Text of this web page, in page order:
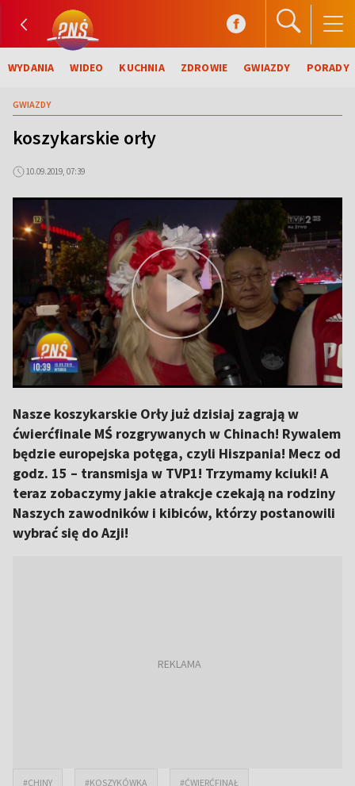
WYDANIA WIDEO KUCHNIA ZDROWIE GWIAZDY PORADY
GWIAZDY
koszykarskie orły
10.09.2019, 07:39
Nasze koszykarskie Orły już dzisiaj zagrają w
ćwierćfinale MŚ rozgrywanych w Chinach! Rywalem
będzie europejska potęga, czyli Hiszpania! Mecz od
godz. 15 – transmisja w TVP1! Trzymamy kciuki! A
teraz zobaczymy jakie atrakcje czekają na rodziny
Naszych zawodników i kibiców, którzy postanowili
wybrać się do Azji!
#CHINY #KOSZYKÓWKA #ĆWIERĆFINAŁ